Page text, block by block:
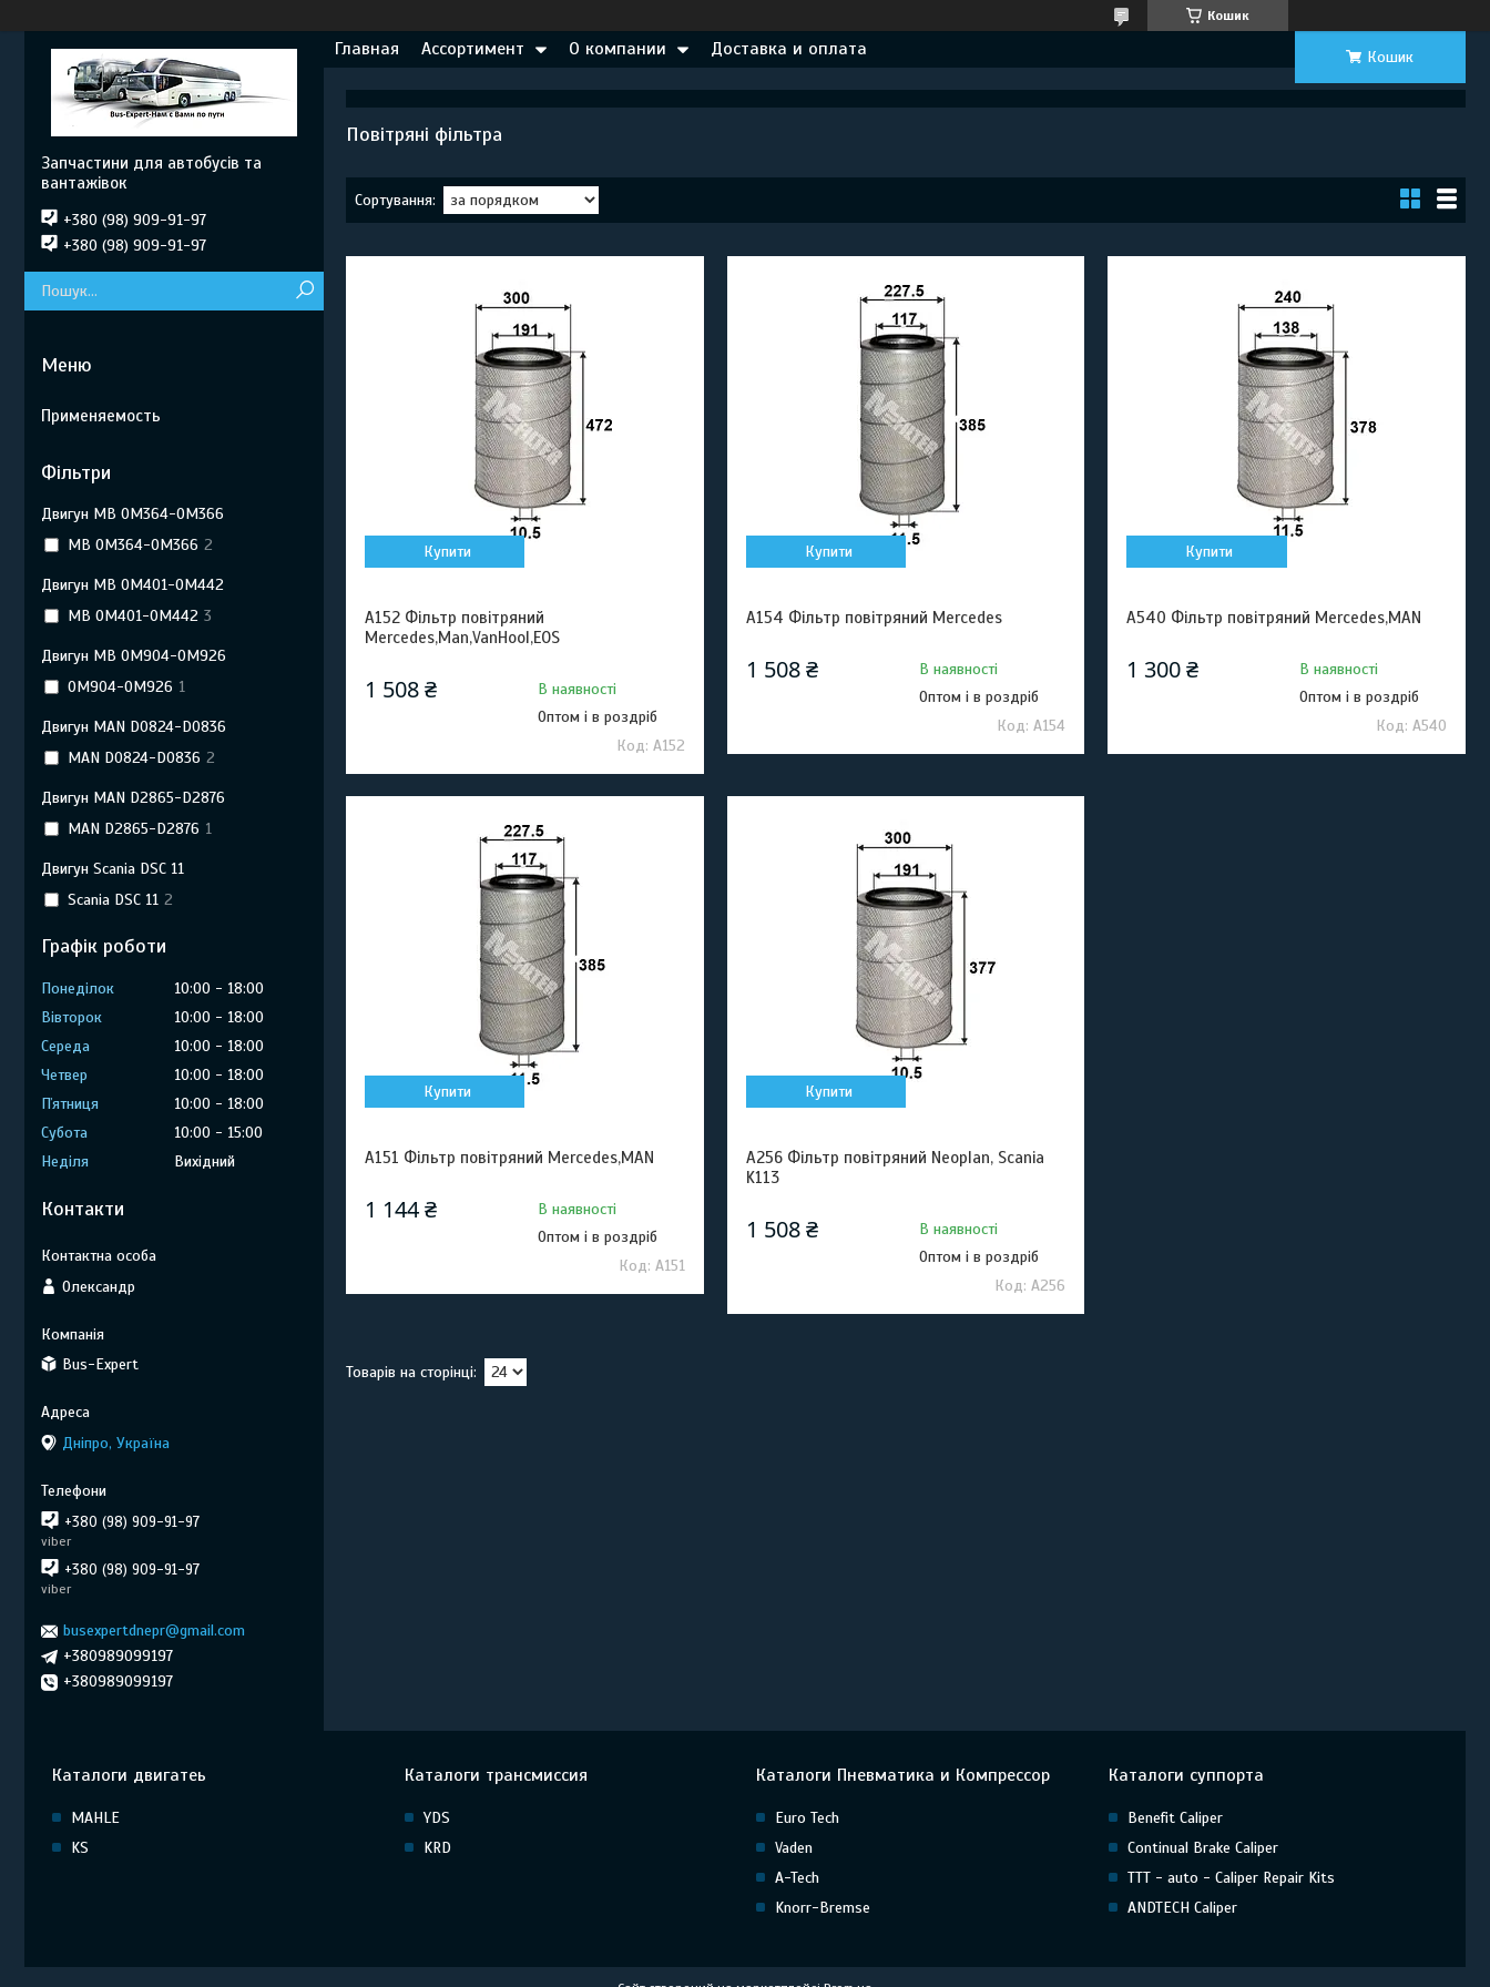
Кошик
Главная Ассортимент О компании Доставка и оплата Кошик
Повітряні фільтра
Купити
A152 Фільтр повітряний
Mercedes,Man,VanHool,EOS
1 508 ₴
В наявності
Оптом і в роздріб
A152
Купити
A154 Фільтр повітряний Mercedes
1 508 ₴
В наявності
Оптом і в роздріб
A154
Купити
A540 Фільтр повітряний Mercedes,MAN
1 300 ₴
В наявності
Оптом і в роздріб
A540
Купити
A151 Фільтр повітряний Mercedes,MAN
1 144 ₴
В наявності
Оптом і в роздріб
A151
Купити
A256 Фільтр повітряний Neoplan, Scania
K113
1 508 ₴
В наявності
Оптом і в роздріб
A256
Запчастини для автобусів та
вантажівок
+380 (98) 909-91-97
+380 (98) 909-91-97
Применяемость
Фільтри
Двигун MB OM364-OM366
MB OM364-OM366 2
Двигун MB OM401-OM442
MB OM401-OM442 3
Двигун MB OM904-OM926
OM904-OM926 1
Двигун MAN D0824-D0836
MAN D0824-D0836 2
Двигун MAN D2865-D2876
MAN D2865-D2876 1
Двигун Scania DSC 11
Scania DSC 11 2
Графік роботи
Понеділок 10:00
18:00
Вівторок
10:00
18:00
Середа
10:00
18:00
Четвер
10:00
18:00
Пʼятниця
10:00
18:00
Субота
10:00
15:00
Неділя
Вихідний
Контакти
Олександр
Bus-Expert
Дніпро, Україна
+380 (98) 909-91-97
viber
+380 (98) 909-91-97
viber
busexpertdnepr@gmail.com
+380989099197
+380989099197
Каталоги двигатеь
MAHLE
KS
Каталоги трансмиссия
YDS
KRD
Каталоги Пневматика и Компрессор
Euro Tech
Vaden
A-Tech
Knorr-Bremse
Каталоги суппорта
Benefit Caliper
Continual Brake Caliper
TTT - auto - Caliper Repair Kits
ANDTECH Caliper